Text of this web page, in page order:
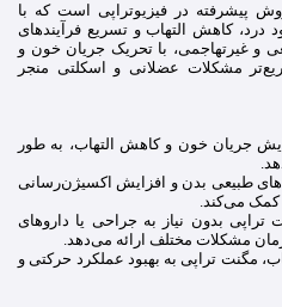
پیشرفته در فیزیوتراپی است که با
درد، کاهش التهاب و تسریع فرآیندهای
و غیرتهاجمی، با تحریک جریان خون و
مشکلات عضلانی و اسکلتی منجر
جریان خون و کاهش التهاب، به طور
طبیعی بدن و افزایش اکسیژن‌رسانی
کمک می‌کند.
تراپی بدون نیاز به جراحی یا داروهای
مشکلات مختلف ارائه می‌دهد.
مگنت تراپی به بهبود عملکرد حرکتی و